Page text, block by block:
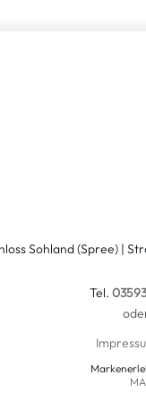
Sohland (Spree) |
Tel.